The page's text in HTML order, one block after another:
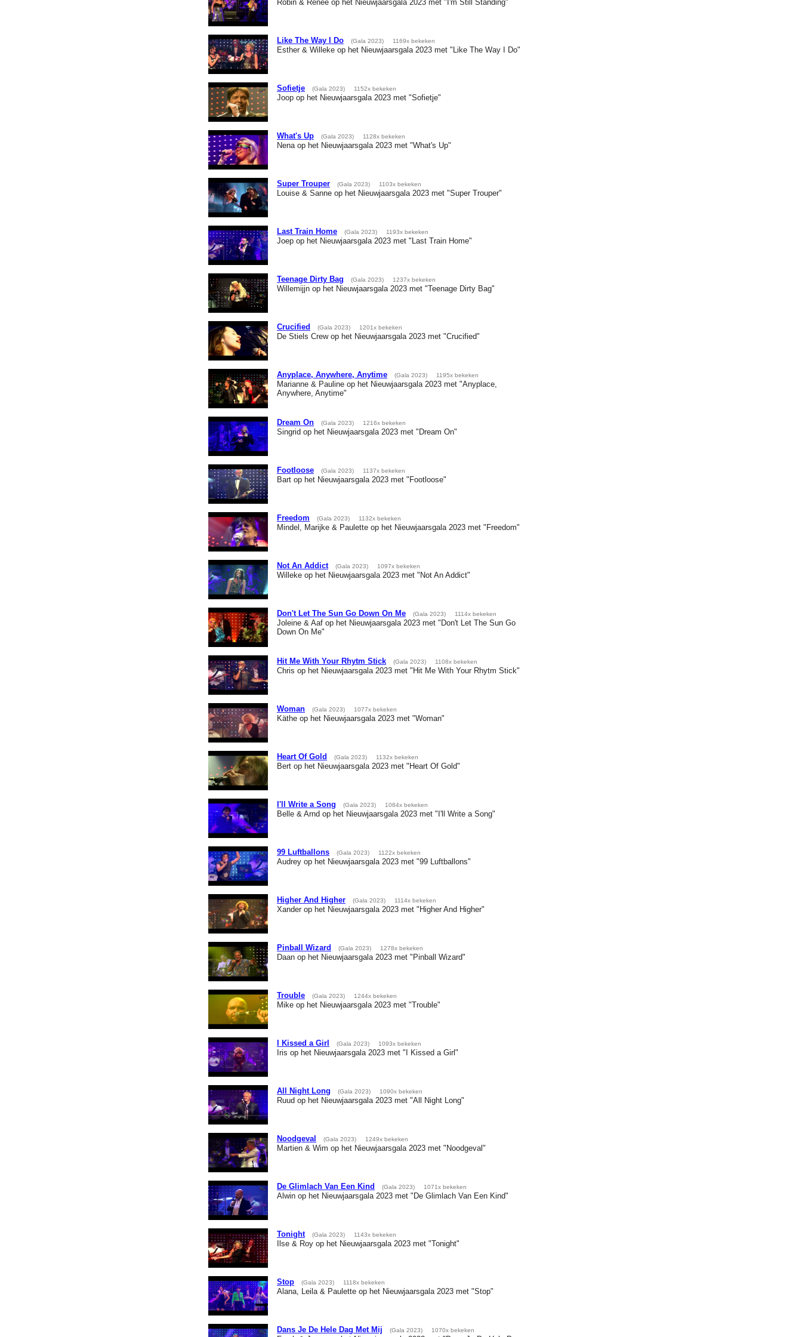
Robin & Renee op het Nieuwjaarsgala 2023 met "I'm Still Standing"
Like The Way I Do (Gala 2023) 1169x bekeken
Esther & Willeke op het Nieuwjaarsgala 2023 met "Like The Way I Do"
Sofietje (Gala 2023) 1152x bekeken
Joop op het Nieuwjaarsgala 2023 met "Sofietje"
What's Up (Gala 2023) 1128x bekeken
Nena op het Nieuwjaarsgala 2023 met "What's Up"
Super Trouper (Gala 2023) 1103x bekeken
Louise & Sanne op het Nieuwjaarsgala 2023 met "Super Trouper"
Last Train Home (Gala 2023) 1193x bekeken
Joep op het Nieuwjaarsgala 2023 met "Last Train Home"
Teenage Dirty Bag (Gala 2023) 1237x bekeken
Willemijjn op het Nieuwjaarsgala 2023 met "Teenage Dirty Bag"
Crucified (Gala 2023) 1201x bekeken
De Stiels Crew op het Nieuwjaarsgala 2023 met "Crucified"
Anyplace, Anywhere, Anytime (Gala 2023) 1195x bekeken
Marianne & Pauline op het Nieuwjaarsgala 2023 met "Anyplace,
Anywhere, Anytime"
Dream On (Gala 2023) 1216x bekeken
Singrid op het Nieuwjaarsgala 2023 met "Dream On"
Footloose (Gala 2023) 1137x bekeken
Bart op het Nieuwjaarsgala 2023 met "Footloose"
Freedom (Gala 2023) 1132x bekeken
Mindel, Marijke & Paulette op het Nieuwjaarsgala 2023 met "Freedom"
Not An Addict (Gala 2023) 1097x bekeken
Willeke op het Nieuwjaarsgala 2023 met "Not An Addict"
Don't Let The Sun Go Down On Me (Gala 2023) 1114x bekeken
Joleine & Aaf op het Nieuwjaarsgala 2023 met "Don't Let The Sun Go
Down On Me"
Hit Me With Your Rhytm Stick (Gala 2023) 1108x bekeken
Chris op het Nieuwjaarsgala 2023 met "Hit Me With Your Rhytm Stick"
Woman (Gala 2023) 1077x bekeken
Käthe op het Nieuwjaarsgala 2023 met "Woman"
Heart Of Gold (Gala 2023) 1132x bekeken
Bert op het Nieuwjaarsgala 2023 met "Heart Of Gold"
I'll Write a Song (Gala 2023) 1084x bekeken
Belle & Arnd op het Nieuwjaarsgala 2023 met "I'll Write a Song"
99 Luftballons (Gala 2023) 1122x bekeken
Audrey op het Nieuwjaarsgala 2023 met "99 Luftballons"
Higher And Higher (Gala 2023) 1114x bekeken
Xander op het Nieuwjaarsgala 2023 met "Higher And Higher"
Pinball Wizard (Gala 2023) 1278x bekeken
Daan op het Nieuwjaarsgala 2023 met "Pinball Wizard"
Trouble (Gala 2023) 1244x bekeken
Mike op het Nieuwjaarsgala 2023 met "Trouble"
I Kissed a Girl (Gala 2023) 1093x bekeken
Iris op het Nieuwjaarsgala 2023 met "I Kissed a Girl"
All Night Long (Gala 2023) 1090x bekeken
Ruud op het Nieuwjaarsgala 2023 met "All Night Long"
Noodgeval (Gala 2023) 1249x bekeken
Martien & Wim op het Nieuwjaarsgala 2023 met "Noodgeval"
De Glimlach Van Een Kind (Gala 2023) 1071x bekeken
Alwin op het Nieuwjaarsgala 2023 met "De Glimlach Van Een Kind"
Tonight (Gala 2023) 1143x bekeken
Ilse & Roy op het Nieuwjaarsgala 2023 met "Tonight"
Stop (Gala 2023) 1118x bekeken
Alana, Leila & Paulette op het Nieuwjaarsgala 2023 met "Stop"
Dans Je De Hele Dag Met Mij (Gala 2023) 1070x bekeken